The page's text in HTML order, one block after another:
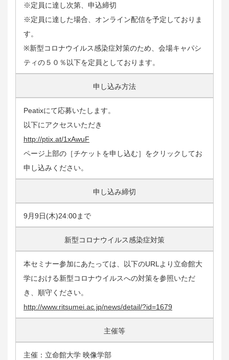
※定員に達し次第、申込締切
※定員に達した場合、オンライン配信を予定しておりま
す。
※新型コロナウイルス感染症対策のため、会場キャパシ
ティの５０％以下を定員としております。
申し込み方法
Peatixにて応募いたします。
以下にアクセスいただき
http://ptix.at/1xAwuF
ページ上部の［チケットを申し込む］をクリックしてお
申し込みください。
申し込み締切
9月9日(木)24:00まで
新型コロナウイルス感染症対策
本セミナー参加にあたっては、以下のURLより立命館大
学における新型コロナウイルスへの対策を参照いただ
き、順守ください。
http://www.ritsumei.ac.jp/news/detail/?id=1679
主催等
主催：立命館大学 映像学部